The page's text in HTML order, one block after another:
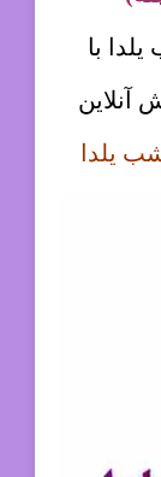
با
آنلاین
یلدا